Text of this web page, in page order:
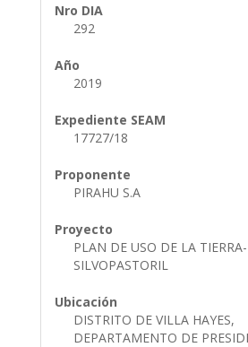
Nro DIA
292
Año
2019
Expediente SEAM
17727/18
Proponente
PIRAHU S.A
Proyecto
PLAN DE USO DE LA
SILVOPASTORIL
Ubicación
DISTRITO DE VILLA HAYES,
DEPARTAMENTO DE